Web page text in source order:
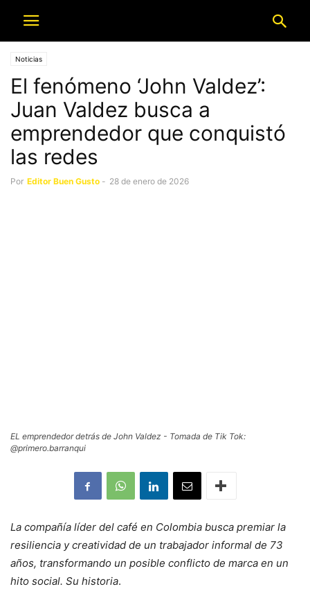
Noticias
El fenómeno ‘John Valdez’:
Juan Valdez busca a
emprendedor que conquistó
las redes
Por Editor Buen Gusto - 28 de enero de 2026
EL emprendedor detrás de John Valdez - Tomada de Tik Tok:
@primero.barranqui
La compañía líder del café en Colombia busca premiar la
resiliencia y creatividad de un trabajador informal de 73
años, transformando un posible conflicto de marca en un
hito social. Su historia.